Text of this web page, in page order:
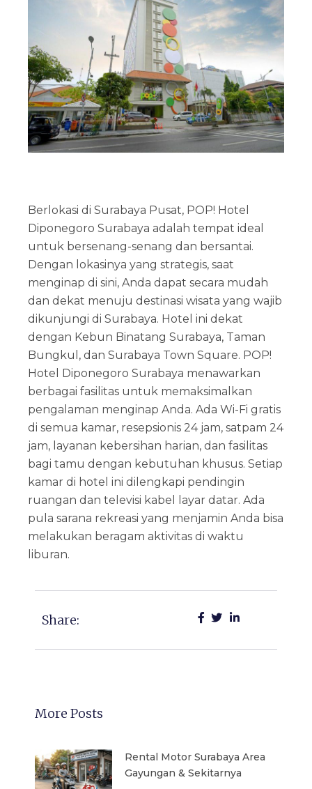
Berlokasi di Surabaya Pusat, POP! Hotel
Diponegoro Surabaya adalah tempat ideal
untuk bersenang-senang dan bersantai.
Dengan lokasinya yang strategis, saat
menginap di sini, Anda dapat secara mudah
dan dekat menuju destinasi wisata yang wajib
dikunjungi di Surabaya. Hotel ini dekat
dengan Kebun Binatang Surabaya, Taman
Bungkul, dan Surabaya Town Square. POP!
Hotel Diponegoro Surabaya menawarkan
berbagai fasilitas untuk memaksimalkan
pengalaman menginap Anda. Ada Wi-Fi gratis
di semua kamar, resepsionis 24 jam, satpam 24
jam, layanan kebersihan harian, dan fasilitas
bagi tamu dengan kebutuhan khusus. Setiap
kamar di hotel ini dilengkapi pendingin
ruangan dan televisi kabel layar datar. Ada
pula sarana rekreasi yang menjamin Anda bisa
melakukan beragam aktivitas di waktu
liburan.
Share:
More Posts
Rental Motor Surabaya Area
Gayungan & Sekitarnya